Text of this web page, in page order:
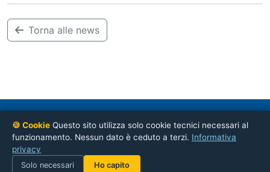
Torna alle news
Via Napoli, 51 – 00184 Roma
© 2026 CONFSAL-UNSA Ordini Professionali
Cookie Policy · Gestisci preferenze cookie
🍪 Cookie Questo sito utilizza solo cookie tecnici necessari al
funzionamento. Nessun dato è ceduto a terzi. Informativa
privacy
Solo necessari Ho capito